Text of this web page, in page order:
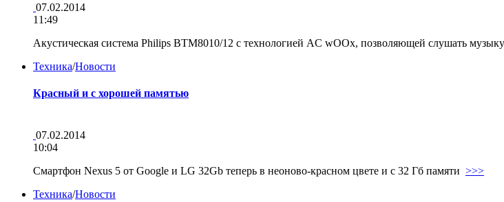
07.02.2014
11:49
Акустическая система Philips BTM8010/12 с технологией AC wOOx, позволяющей слушать
Техника/Новости
Красный и с хорошей памятью
07.02.2014
10:04
Смартфон Nexus 5 от Google и LG 32Gb теперь в неоново-красном цвете и с 32 Гб памяти >>>
Техника/Новости